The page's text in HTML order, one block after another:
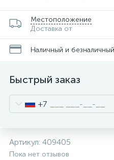
Местоположение
Доставка от
Наличный и
Быстрый заказ
+7
Артикул: 409405
Пока нет отзывов